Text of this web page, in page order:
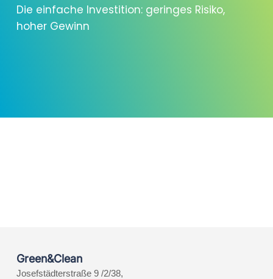
Die einfache Investition: geringes Risiko,
hoher Gewinn
Green&Clean
Josefstädterstraße 9 /2/38,